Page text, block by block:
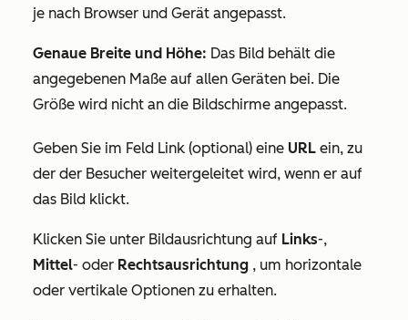
je nach Browser und Gerät angepasst.
Genaue Breite und Höhe: Das Bild behält die
angegebenen Maße auf allen Geräten bei. Die
Größe wird nicht an die Bildschirme angepasst.
Geben Sie im Feld Link (optional) eine URL ein, zu
der der Besucher weitergeleitet wird, wenn er auf
das Bild klickt.
Klicken Sie unter Bildausrichtung auf Links-,
Mittel- oder Rechtsausrichtung , um horizontale
oder vertikale Optionen zu erhalten.